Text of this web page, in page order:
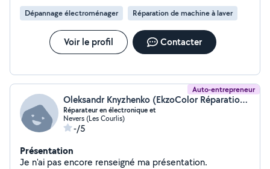
Dépannage électroménager Réparation de machine à laver
Voir le profil Contacter
Auto-entrepreneur
Oleksandr Knyzhenko (EkzoColor Réparations)
Réparateur en électronique et
Nevers (Les Courlis)
-/5
Présentation
Je n'ai pas encore renseigné ma présentation.